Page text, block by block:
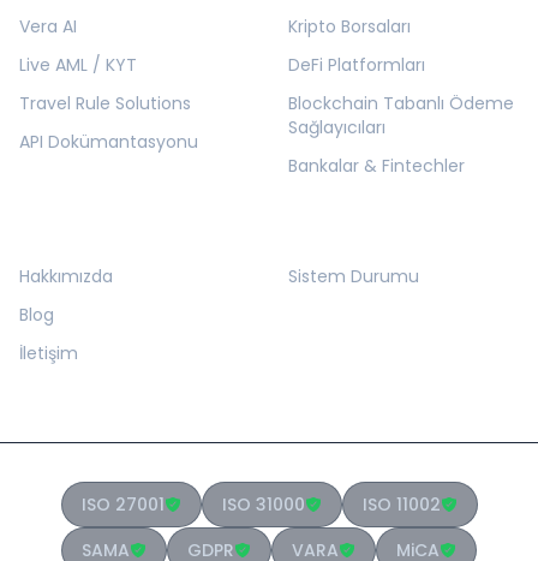
Vera AI
Live AML / KYT
Travel Rule Solutions
API Dokümantasyonu
Kripto Borsaları
DeFi Platformları
Blockchain Tabanlı Ödeme
Sağlayıcıları
Bankalar & Fintechler
Hakkımızda
Blog
İletişim
Sistem Durumu
ISO 27001 ISO 31000
ISO 11002
SAMA
GDPR VARA MiCA